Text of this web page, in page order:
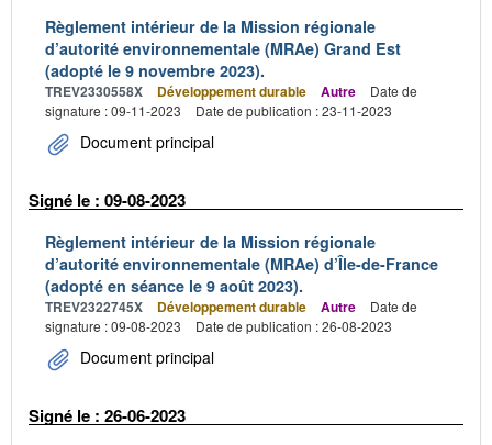
Règlement intérieur de la Mission régionale
d’autorité environnementale (MRAe) Grand Est
(adopté le 9 novembre 2023).
TREV2330558X Développement durable Autre
Date de
signature : 09-11-2023
Date de publication : 23-11-2023
Document principal
Signé le : 09-08-2023
Règlement intérieur de la Mission régionale
d’autorité environnementale (MRAe) d’Île-de-France
(adopté en séance le 9 août 2023).
TREV2322745X Développement durable Autre
Date de
signature : 09-08-2023
Date de publication : 26-08-2023
Document principal
Signé le : 26-06-2023